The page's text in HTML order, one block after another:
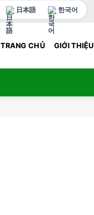
日本語 한국어
TRANG CHỦ GIỚI THIỆU